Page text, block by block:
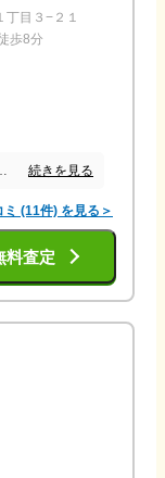
丁目３−２１
歩8分
販売価格も希望通りの価格(同マンション内では過去最高単価？)で、レインズ登録してすぐに内覧になり、購入希望者がすぐに決定し価格もスピードも内容も大満足です。ありがとうございました。 続きを見る
ミ (11件) を見る＞
料査定